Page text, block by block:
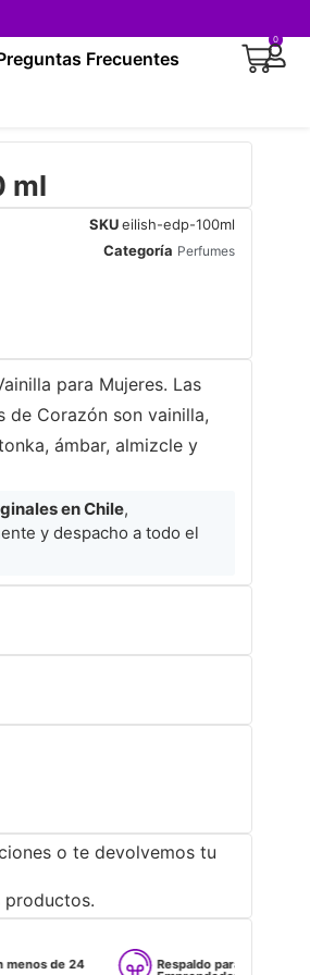
Frecuentes
0
ml
SKUeilish-edp-100ml
Categoría Perfumes
para Mujeres. Las
de Corazón son vainilla,
ámbar, almizcle y
en Chile,
y despacho a todo el
o te devolvemos tu
productos.
de 24 Respaldo para